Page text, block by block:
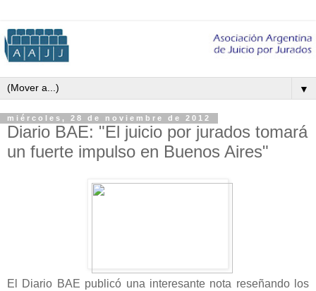
▼
miércoles, 28 de noviembre de 2012
Diario BAE: "El juicio por jurados tomará
un fuerte impulso en Buenos Aires"
El Diario BAE publicó una interesante nota reseñando los